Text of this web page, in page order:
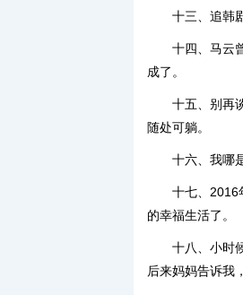
十三、追韩
十四、马云
成了。
十五、别再
随处可躺。
十六、我哪
十七、2016
的幸福生活了。
十八、小时
后来妈妈告诉我